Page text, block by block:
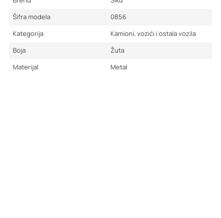
Šifra modela
0856
Kategorija
Kamioni, vozići i ostala vozila
Boja
Žuta
Materijal
Metal